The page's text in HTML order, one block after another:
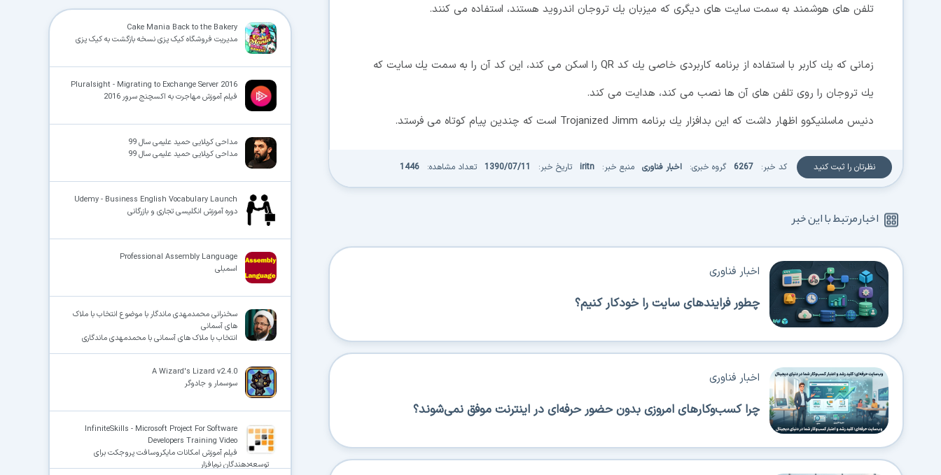
تلفن های هوشمند به سمت سایت های دیگری كه میزبان یك تروجان اندروید هستند، استفاده می كنند.
زمانی كه یك كاربر با استفاده از برنامه كاربردی خاصی یك كد QR را اسكن می كند، این كد آن را به سمت یك سایت كه
یك تروجان را روی تلفن های آن ها نصب می كند، هدایت می كند.
دنیس ماسلنیكوو اظهار داشت كه این بدافزار یك برنامه Trojanized Jimm است كه چندین پیام كوتاه می فرستد.
نظرتان را ثبت کنید کد خبر: 6267 گروه خبری: اخبار فناوری منبع خبر: iritn تاریخ خبر: 1390/07/11 تعداد مشاهده: 1446
اخبار مرتبط با این خبر
چطور فرایندهای سایت را خودکار کنیم؟
اخبار فناوری
چرا کسب‌وکارهای امروزی بدون حضور حرفه‌ای در اینترنت موفق نمی‌شوند؟
اخبار فناوری
Cake Mania Back to the Bakery
مدیریت فروشگاه کیک پزی نسخه بازگشت به کیک پزی
Pluralsight - Migrating to Exchange Server 2016
فیلم آموزش مهاجرت به اکسچنج سروِر 2016
مداحی کربلایی حمید علیمی سال 99
مداحی کربلایی حمید علیمی سال 99
Udemy - Business English Vocabulary Launch
دوره آموزش انگلیسی تجاری و بازرگانی
Professional Assembly Language
اسمبلی
سخنرانی محمدمهدی ماندگار با موضوع انتخاب با ملاک
های آسمانی
انتخاب با ملاک های آسمانی با محمدمهدی ماندگاری
A Wizard's Lizard v2.4.0
سوسمار و جادوگر
InfiniteSkills - Microsoft Project For Software
Developers Training Video
فیلم آموزش امکانات مایکروسافت پروجکت برای
توسعه‌دهندگان نرم‌افزار